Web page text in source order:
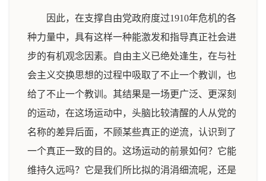
因此，在支撑自由党政府度过1910年危机的各
种力量中，具有这样一种能激发和指导真正社会进
步的有机观念因素。自由主义已绝处逢生，在与社
会主义交换思想的过程中吸取了不止一个教训，也
给了不止一个教训。其结果是一场更广泛、更深刻
的运动，在这场运动中，头脑比较清醒的人从党的
名称的差异后面，不顾某些真正的逆流，认识到了
一个真正一致的目的。这场运动的前景如何？它能
维持久远吗？它是我们所比拟的涓涓细流呢，还是